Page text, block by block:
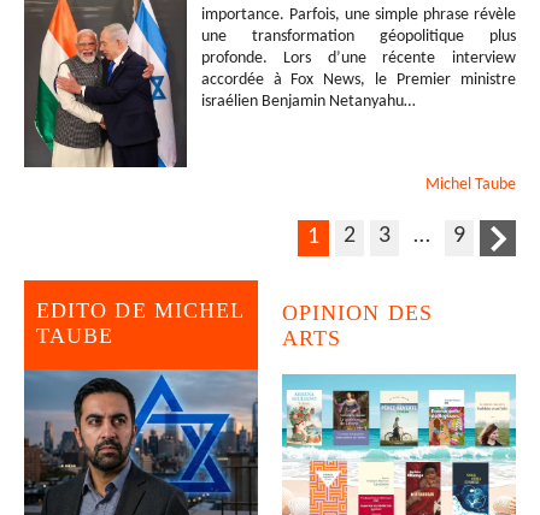
importance. Parfois, une simple phrase révèle
une transformation géopolitique plus
profonde. Lors d’une récente interview
accordée à Fox News, le Premier ministre
israélien Benjamin Netanyahu…
Michel Taube
1 2 3 … 9
EDITO DE MICHEL
TAUBE
OPINION DES
ARTS